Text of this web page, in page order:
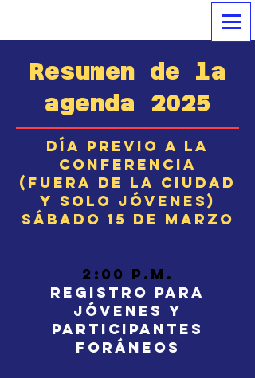
Resumen de la
agenda 2025
Día previo a la
conferencia
(Fuera de la ciudad
y solo jóvenes)
Sábado 15 de marzo
2:00 p.m.
Registro para
jóvenes y
participantes
foráneos